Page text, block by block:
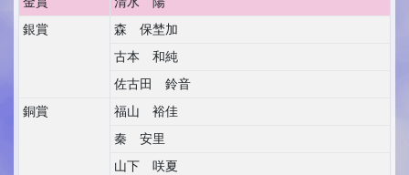
銀賞
森 保埜加
古本 和純
佐古田 鈴音
銅賞
福山 裕佳
秦 安里
山下 咲夏